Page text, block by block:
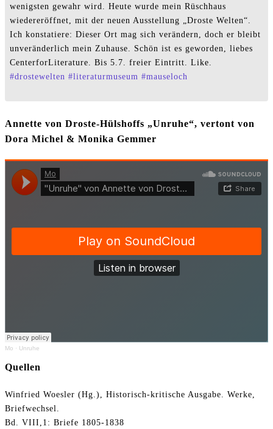
wenigsten gewahr wird. Heute wurde mein Rüschhaus
wiedereröffnet, mit der neuen Ausstellung „Droste Welten“.
Ich konstatiere: Dieser Ort mag sich verändern, doch er bleibt
unveränderlich mein Zuhause. Schön ist es geworden, liebes
CenterforLiterature. Bis 5.7. freier Eintritt. Like.
#drostewelten #literaturmuseum #mauseloch
Annette von Droste-Hülshoffs „Unruhe“, vertont von
Dora Michel & Monika Gemmer
Mo · Unruhe
Quellen
Winfried Woesler (Hg.), Historisch-kritische Ausgabe. Werke,
Briefwechsel.
Bd. VIII,1: Briefe 1805-1838